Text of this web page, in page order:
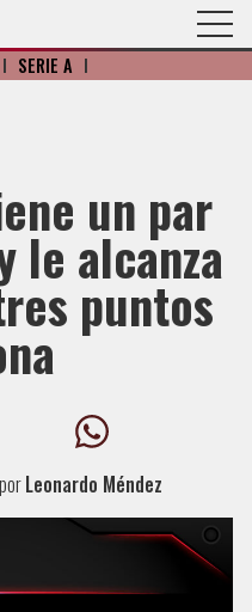
I SERIE A I
un par
le alcanza
puntos
porLeonardo Méndez